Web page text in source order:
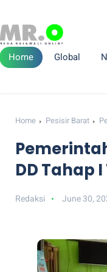
Home Global
Home Pesisir Barat
DD Tahap
Redaksi June 30,